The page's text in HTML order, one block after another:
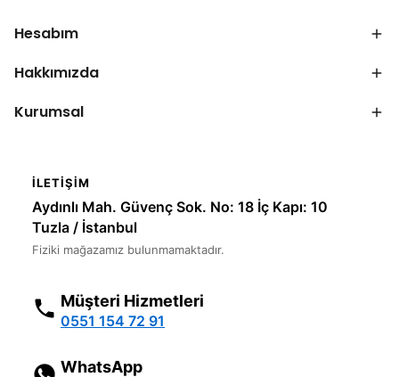
Hesabım
Hakkımızda
Kurumsal
İLETIŞIM
Aydınlı Mah. Güvenç Sok. No: 18 İç Kapı: 10
Tuzla / İstanbul
Fiziki mağazamız bulunmamaktadır.
Müşteri Hizmetleri
0551 154 72 91
WhatsApp